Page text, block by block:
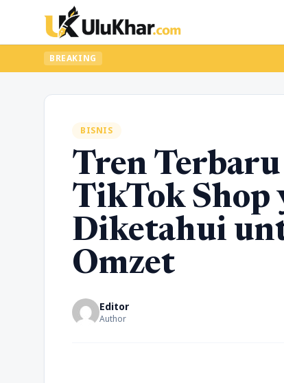
BREAKING
BISNIS
Tren
TikTok Shop
Diketahui
Omzet
Editor
Author